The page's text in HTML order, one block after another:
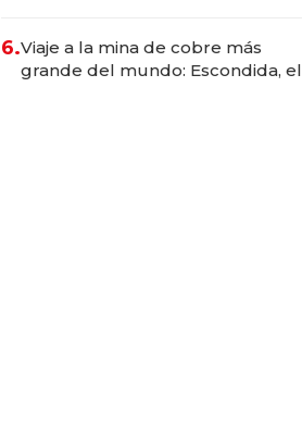
6.Viaje a la mina de cobre más
grande del mundo: Escondida, el